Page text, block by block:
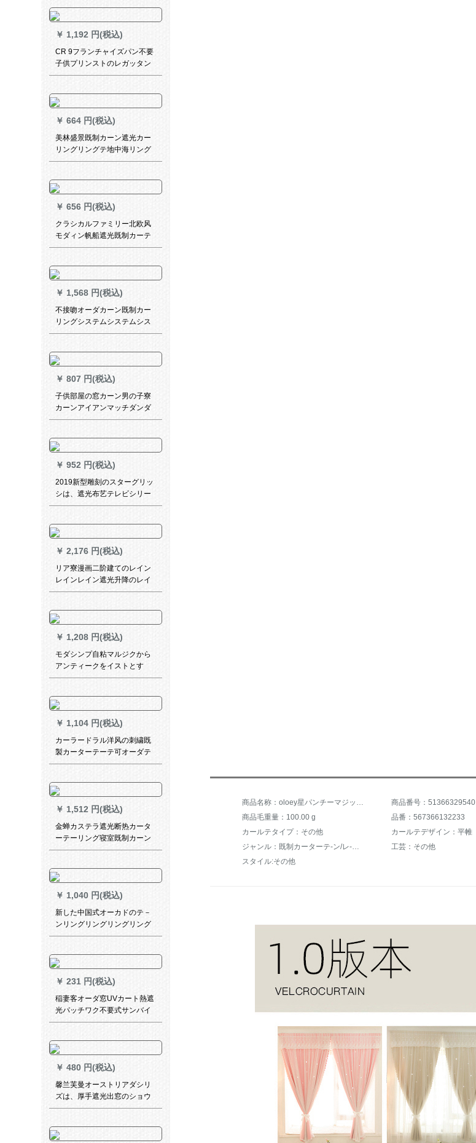
￥ 1,192 円(税込)
CR 9フランチャイズパン不要
子供プリンストのレガッタン
遮熱遮光漫画ベビの寝室図案
016
￥ 664 円(税込)
美林盛景既制カーン遮光カー
リングリングテ地中海リング
寝室出窓扫き出し窓简韵-119
グリング送り)/一メトール価格
格
￥ 656 円(税込)
クラシカルファミリー北欧风
モダィン帆船遮光既制カーテ
オシステムシステムシステム
ステムシステム寝室ビエング
男の子部屋出窓つぎわわわわ
帆船-布ka teon 1メートル幅専
门撮影
￥ 1,568 円(税込)
不接吻オーダカーン既制カー
リングシステムシステムシス
テムシステムシステムシステ
システムシステムシステムシ
ステム(システムシステムシス
テム)ベース(1.5轨道长≦2メト
ルに适用)
￥ 807 円(税込)
子供部屋の窓カーン男の子寮
カーンアイアンマッチダンダ
ーアニメー遮光布复优者连盟
￥ 952 円(税込)
2019新型雕刻のスターグリッ
シは、遮光布艺テレビシリー
ズの人气シリズで、シチリズ
ニバルの2段阶です。
￥ 2,176 円(税込)
リア寮漫画二阶建てのレイン
レインレイン遮光升降のレイ
ンカーターンリング不要アン
￥ 1,208 円(税込)
モダシンプ自粘マルジクから
アンティークをイストとす
る。姫系遮光寝室の窓カード
でください。テ`ルン既制のカ
ーンテ`ジ。テ-ンパープルの自
贴の款幅は1.0 x高2.6枚です。
￥ 1,104 円(税込)
カーラードラル洋风の刺繍既
製カーターテーテ可オーダテ
ーテン厚手遮光リビエント寝
ーンンンン
￥ 1,512 円(税込)
金蝉カステラ遮光断热カータ
ーテーリング寝室既制カーン
テーターテテン太阳花布カー
m(フーク/打孔)一枚
￥ 1,040 円(税込)
新した中国式オーカドのテ－
ンリングリングリングリング
ビデオのイ－ン半透热カルテ
ズスは全部注文したのです。
注を交換するのはサポトして
ください。
￥ 231 円(税込)
稲妻客オーダ窓UVカート熱遮
光パッチワク不要式サンバイ
ザテ寝室ベルン日光房アルミ
28.8元サイズオーン
￥ 480 円(税込)
馨兰芙曼オーストリアダシリ
ズは、厚手遮光出窓のショウ
は、厚手遮光出窓のショウタ
遮光布寝室ベラダの色が2.0*
商品番号：51366329540
商品毛重量：100.00 g
品番：567366132233
カールテタイプ：その他
カールテデザイン：平帷
工芸：その他
スタイル:その他